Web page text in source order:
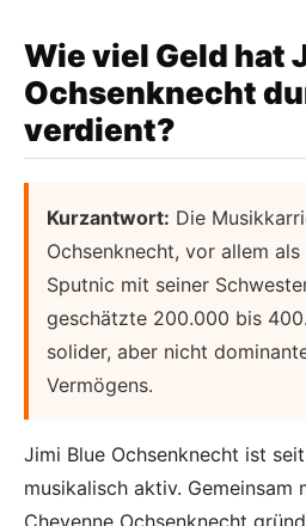
Wie viel Geld hat
Ochsenknecht
verdient?
Kurzantwort: Die
Ochsenknecht, vor allem
Sputnic mit seiner
geschätzte 200.000 bis
solider, aber nicht
Vermögens.
Jimi Blue Ochsenknecht ist
musikalisch aktiv. Gemeinsam